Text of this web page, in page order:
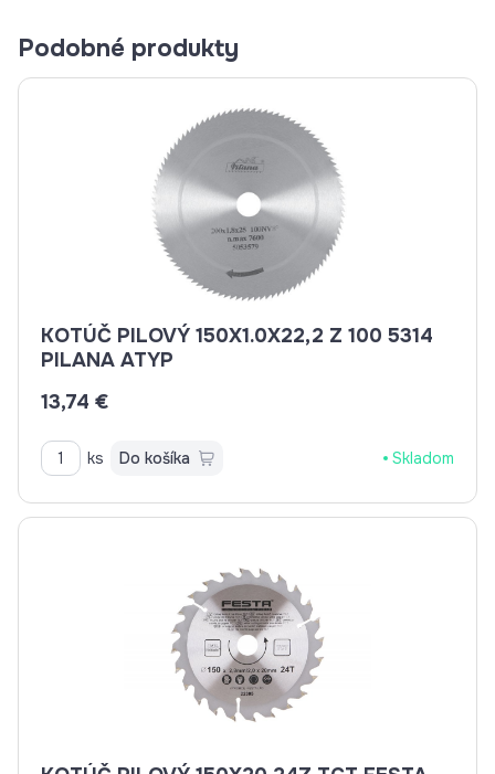
Podobné produkty
KOTÚČ PILOVÝ 150X1.0X22,2 Z 100 5314
PILANA ATYP
13,74 €
ks Do košíka Skladom